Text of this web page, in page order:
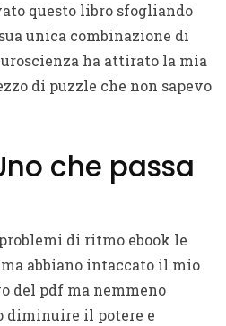
questo libro sfogliando
unica combinazione di
ha attirato la mia
di puzzle che non sapevo
che passa
di ritmo ebook le
abbiano intaccato il mio
del pdf ma nemmeno
diminuire il potere e